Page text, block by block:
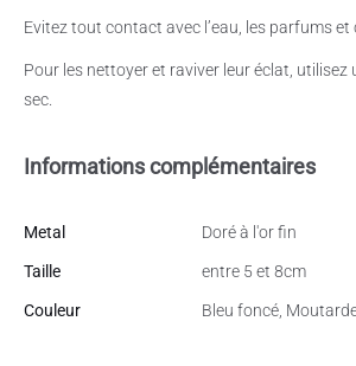
Evitez tout contact avec l’eau, les parfums et
Pour les nettoyer et raviver leur éclat, utilisez
sec.
Informations complémentaires
Metal Doré à l'or fin
Taille entre 5 et 8cm
Couleur Bleu foncé,